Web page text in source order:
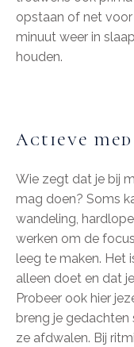
opstaan of net voor
minuut weer in
houden.
Actieve
Wie zegt dat je bij
mag doen? Soms
wandeling,
werken om de
leeg te maken. Het
alleen doet en dat
Probeer ook hier
breng je gedachten
ze afdwalen. Bij